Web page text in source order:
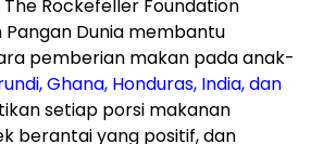
Rockefeller Foundation
Dunia membantu
pemberian makan pada anak-
Ghana, Honduras, India, dan
setiap porsi makanan
berantai yang positif, dan